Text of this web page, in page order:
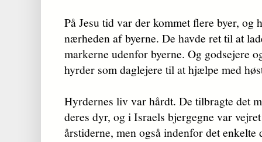
På Jesu tid var der kommet flere byer, og
nærheden af byerne. De havde ret til at
markerne udenfor byerne. Og godsejere
hyrder som daglejere til at hjælpe med
Hyrdernes liv var hårdt. De tilbragte det
deres dyr, og i Israels bjergegne var
årstiderne, men også indenfor det enkelte